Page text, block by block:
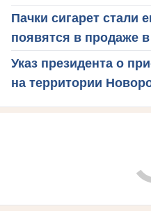
Пачки сигарет стали
появятся в продаже
Указ президента о
на территории